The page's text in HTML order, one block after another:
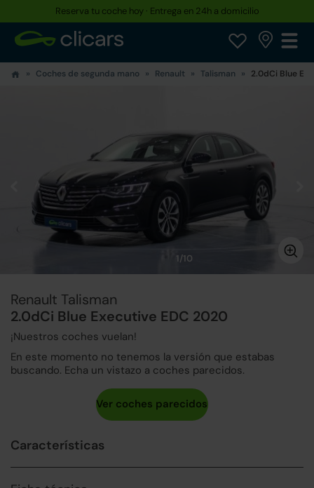
Reserva tu coche hoy · Entrega en 24h a domicilio
Coches de segunda mano Renault Talisman 2.0dCi Blue
1/10
Renault Talisman
2.0dCi Blue Executive EDC 2020
¡Nuestros coches vuelan!
En este momento no tenemos la versión que estabas
buscando. Echa un vistazo a coches parecidos.
Características